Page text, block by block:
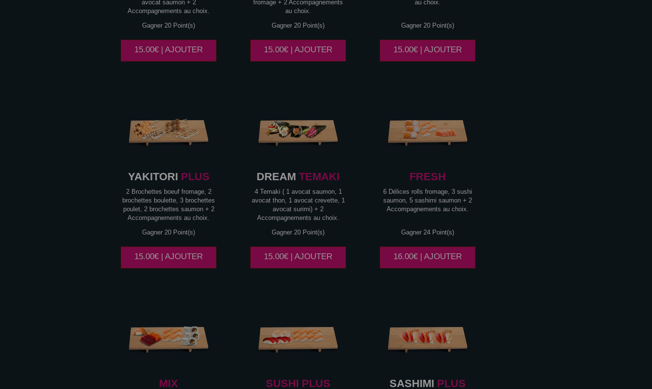
avocat saumon + 2
Accompagnements au choix.
Gagner 20 Point(s)
15.00€ | AJOUTER
fromage + 2 Accompagnements
au choix.
Gagner 20 Point(s)
15.00€ | AJOUTER
au choix.
Gagner 20 Point(s)
15.00€ | AJOUTER
YAKITORI PLUS
2 Brochettes boeuf fromage, 2
brochettes boulette, 3 brochettes
poulet, 2 brochettes saumon + 2
Accompagnements au choix.
Gagner 20 Point(s)
15.00€ | AJOUTER
DREAM TEMAKI
4 Temaki ( 1 avocat saumon, 1
avocat thon, 1 avocat crevette, 1
avocat surimi) + 2
Accompagnements au choix.
Gagner 20 Point(s)
15.00€ | AJOUTER
FRESH
6 Délices rolls fromage, 3 sushi
saumon, 5 sashimi saumon + 2
Accompagnements au choix.
Gagner 24 Point(s)
16.00€ | AJOUTER
MIX SUSHI PLUS SASHIMI PLUS